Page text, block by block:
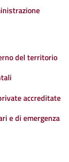
del territorio
accreditate
e di emergenza